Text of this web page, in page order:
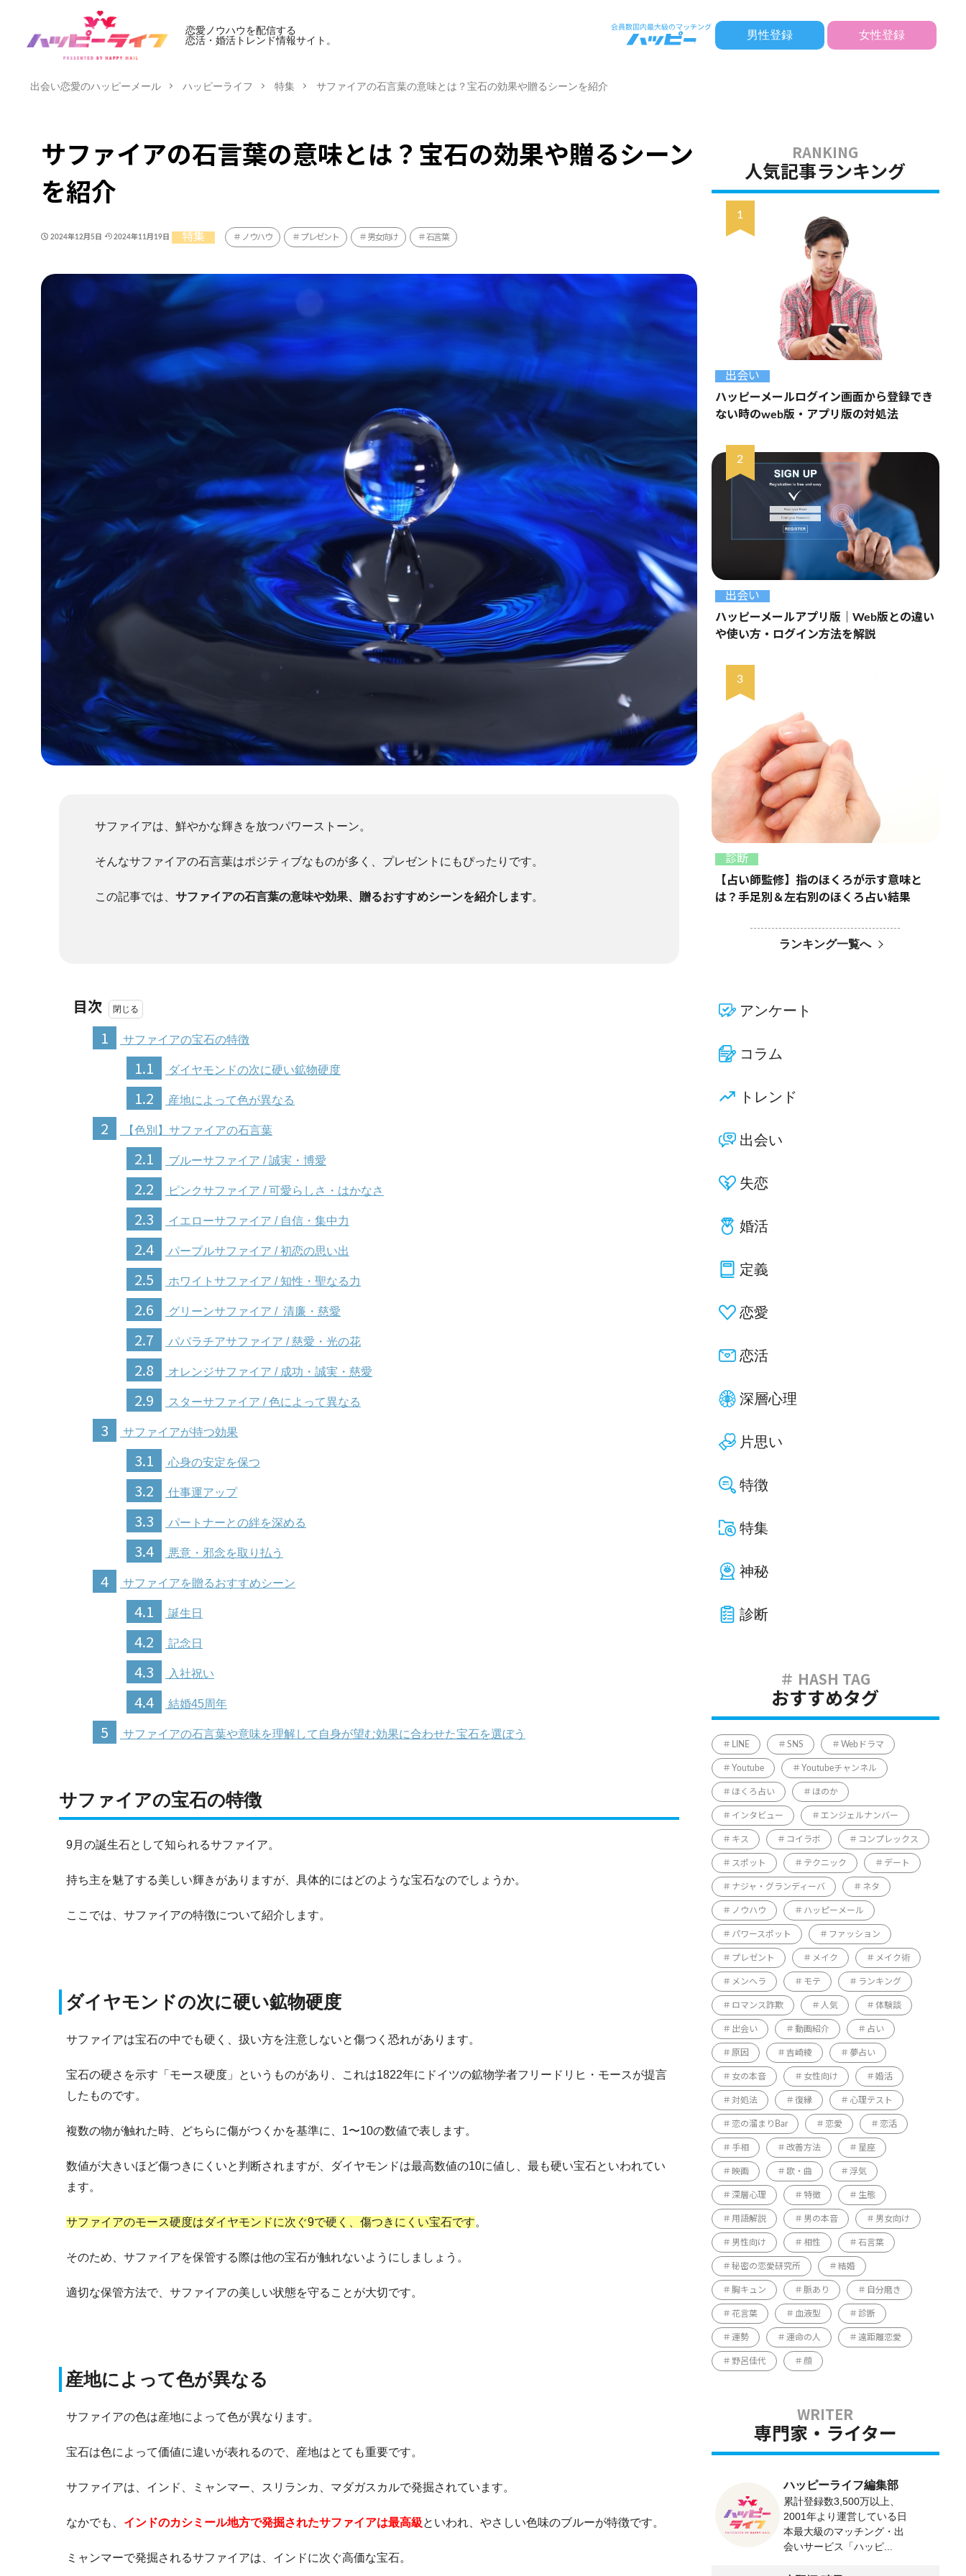
恋愛ノウハウを配信する
恋活・婚活トレンド情報サイト。
男性登録 女性登録
出会い恋愛のハッピーメール ハッピーライフ 特集 サファイアの石言葉の意味とは？宝石の効果や贈るシーンを紹介
サファイアの石言葉の意味とは？宝石の効果や贈るシーン
を紹介
2024年12月5日 2024年11月19日 特集 ノウハウ プレゼント 男女向け 石言葉
サファイアは、鮮やかな輝きを放つパワーストーン。
そんなサファイアの石言葉はポジティブなものが多く、プレゼントにもぴったりです。
この記事では、 サファイアの石言葉の意味や効果、贈るおすすめシーンを紹介します。
目次
1
サファイアの宝石の特徴
1.1 ダイヤモンドの次に硬い鉱物硬度
1.2 産地によって色が異なる
2 【色別】サファイアの石言葉
2.1 ブルーサファイア / 誠実・博愛
2.2 ピンクサファイア / 可愛らしさ・はかなさ
2.3 イエローサファイア / 自信・集中力
2.4 パープルサファイア / 初恋の思い出
2.5 ホワイトサファイア / 知性・聖なる力
2.6 グリーンサファイア / 清廉・慈愛
2.7 パパラチアサファイア / 慈愛・光の花
2.8 オレンジサファイア / 成功・誠実・慈愛
2.9 スターサファイア / 色によって異なる
3 サファイアが持つ効果
3.1 心身の安定を保つ
3.2 仕事運アップ
3.3 パートナーとの絆を深める
3.4 悪意・邪念を取り払う
4 サファイアを贈るおすすめシーン
4.1 誕生日
4.2 記念日
4.3 入社祝い
4.4 結婚45周年
5 サファイアの石言葉や意味を理解して自身が望む効果に合わせた宝石を選ぼう
サファイアの宝石の特徴
9月の誕生石として知られるサファイア。
持ち主を魅了する美しい輝きがありますが、具体的にはどのような宝石なのでしょうか。
ここでは、サファイアの特徴について紹介します。
ダイヤモンドの次に硬い鉱物硬度
サファイアは宝石の中でも硬く、扱い方を注意しないと傷つく恐れがあります。
宝石の硬さを示す「モース硬度」というものがあり、これは1822年にドイツの鉱物学者フリードリヒ・モースが提言
したものです。
複数の物が触れた時、どちらに傷がつくかを基準に、1〜10の数値で表します。
数値が大きいほど傷つきにくいと判断されますが、ダイヤモンドは最高数値の10に値し、最も硬い宝石といわれてい
ます。
サファイアのモース硬度はダイヤモンドに次ぐ9で硬く、傷つきにくい宝石です。
そのため、サファイアを保管する際は他の宝石が触れないようにしましょう。
適切な保管方法で、サファイアの美しい状態を守ることが大切です。
産地によって色が異なる
サファイアの色は産地によって色が異なります。
宝石は色によって価値に違いが表れるので、産地はとても重要です。
サファイアは、インド、ミャンマー、スリランカ、マダガスカルで発掘されています。
なかでも、 インドのカシミール地方で発掘されたサファイアは最高級といわれ、やさしい色味のブルーが特徴です。
ミャンマーで発掘されるサファイアは、インドに次ぐ高価な宝石。
人気記事ランキング
出会い
ハッピーメールログイン画面から登録でき
ない時のweb版・アプリ版の対処法
出会い
ハッピーメールアプリ版｜Web版との違い
や使い方・ログイン方法を解説
診断
【占い師監修】指のほくろが示す意味と
は？手足別＆左右別のほくろ占い結果
ランキング一覧へ
アンケート
コラム
トレンド
出会い
失恋
婚活
定義
恋愛
恋活
深層心理
片思い
特徴
特集
神秘
診断
おすすめタグ
LINE SNS Webドラマ
Youtube Youtubeチャンネル
ほくろ占い ほのか
インタビュー エンジェルナンバー
キス コイラボ コンプレックス
スポット テクニック デート
ナジャ・グランディーバ ネタ
ノウハウ ハッピーメール
パワースポット ファッション
プレゼント メイク メイク術
メンヘラ モテ ランキング
ロマンス詐欺 人気 体験談
出会い 動画紹介 占い
原因 吉崎綾 夢占い
女の本音 女性向け 婚活
対処法 復縁 心理テスト
恋の溜まりBar 恋愛 恋活
手相 改善方法 星座
映画 歌・曲 浮気
深層心理 特徴 生態
用語解説 男の本音 男女向け
男性向け 相性 石言葉
秘密の恋愛研究所 結婚
胸キュン 脈あり 自分磨き
花言葉 血液型 診断
運勢 運命の人 遠距離恋愛
野呂佳代 顔
専門家・ライター
ハッピーライフ編集部
累計登録数3,500万以上、
2001年より運営している日
本最大級のマッチング・出
会いサービス「ハッピ...